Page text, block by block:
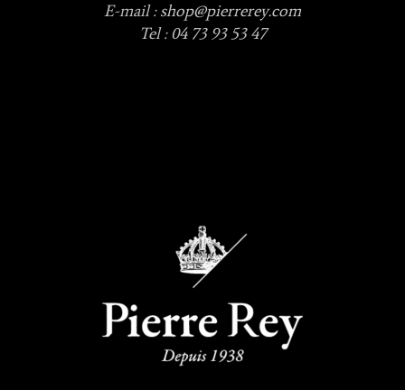
E-mail :shop@pierrerey.com
Tel : 04 73 93 53 47